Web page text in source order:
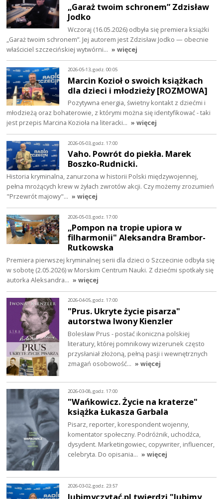
„Garaż twoim schronem” Zdzisław
Jodko
Wczoraj (16.05.2026) odbyła się premiera książki
„Garaż twoim schronem”. Jej autorem jest Zdzisław Jodko — obecnie
właściciel szczecińskiej wytwórni… » więcej
2026-05-13, godz. 00:05
Marcin Kozioł o swoich książkach
dla dzieci i młodzieży [ROZMOWA]
Pozytywna energia, świetny kontakt z dziećmi i
młodzieżą oraz bohaterowie, z którymi można się identyfikować - taki
jest przepis Marcina Kozioła na literacki… » więcej
2026-05-03, godz. 17:00
Vaho. Powrót do piekła. Marek
Boszko-Rudnicki.
Historia kryminalna, zanurzona w historii Polski międzywojennej,
pełna mrożących krew w żyłach zwrotów akcji. Czy możemy zrozumień
"Przewrót majowy"… » więcej
2026-05-03, godz. 17:00
„Pompon na tropie upiora w
filharmonii" Aleksandra Brambor-
Rutkowska
Premiera pierwszej kryminalnej serii dla dzieci o Szczecinie odbyła się
w sobotę (2.05.2026) w Morskim Centrum Nauki. Z dziećmi spotkały się
autorka Aleksandra… » więcej
2026-04-05, godz. 17:00
"Prus. Ukryte życie pisarza"
autorstwa Iwony Kienzler
Bolesław Prus - postać ikoniczna polskiej
literatury, której pomnikowy wizerunek często
przysłaniał złożoną, pełną pasji i wewnętrznych
zmagań osobowość… » więcej
2026-03-08, godz. 17:00
"Wańkowicz. Życie na kraterze"
książka Łukasza Garbala
Pisarz, reporter, korespondent wojenny,
komentator społeczny. Podróżnik, uchodźca,
dysydent. Marketingowiec, copywriter, influencer,
celebryta. Do opisania… » więcej
2026-03-02, godz. 23:57
lubimyczytać.pl twierdzi "lubimy